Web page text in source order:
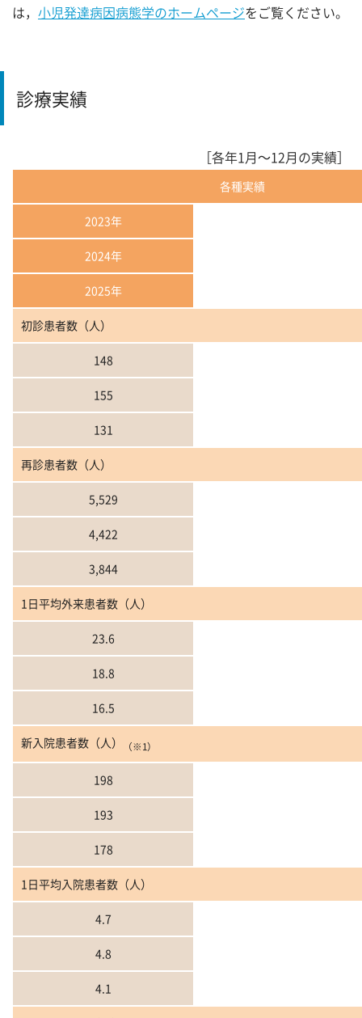
は， 小児発達病因病態学のホームページをご覧ください。
診療実績
［各年1月～12月の実績］
各種実績
2023年
2024年
2025年
初診患者数（人）
148
155
131
再診患者数（人）
5,529
4,422
3,844
1日平均外来患者数（人）
23.6
18.8
16.5
新入院患者数（人） （※1）
198
193
178
1日平均入院患者数（人）
4.7
4.8
4.1